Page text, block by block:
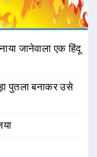
जानेवाला एक हिंदू
पुतला बनाकर उसे